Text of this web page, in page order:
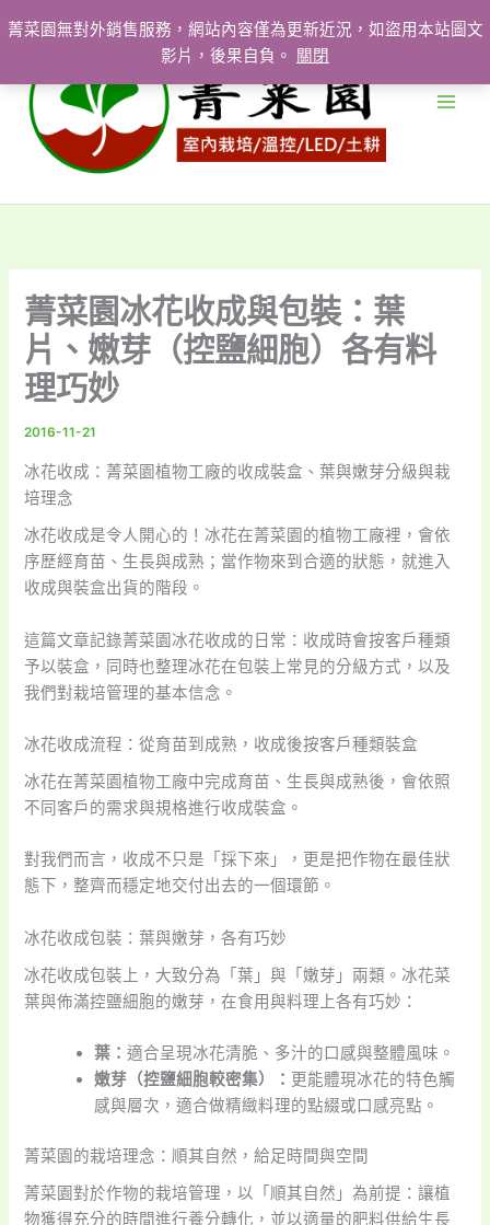
菁菜園無對外銷售服務，網站內容僅為更新近況，如盜用本站圖文
影片，後果自負。
關閉
至
要
菁菜園冰花收成與包裝：葉
片、嫩芽（控鹽細胞）各有料
理巧妙
2016-11-21
冰花收成：菁菜園植物工廠的收成裝盒、葉與嫩芽分級與栽
培理念
冰花收成是令人開心的！冰花在菁菜園的植物工廠裡，會依
序歷經育苗、生長與成熟；當作物來到合適的狀態，就進入
收成與裝盒出貨的階段。
這篇文章記錄菁菜園冰花收成的日常：收成時會按客戶種類
予以裝盒，同時也整理冰花在包裝上常見的分級方式，以及
我們對栽培管理的基本信念。
冰花收成流程：從育苗到成熟，收成後按客戶種類裝盒
冰花在菁菜園植物工廠中完成育苗、生長與成熟後，會依照
不同客戶的需求與規格進行收成裝盒。
對我們而言，收成不只是「採下來」，更是把作物在最佳狀
態下，整齊而穩定地交付出去的一個環節。
冰花收成包裝：葉與嫩芽，各有巧妙
冰花收成包裝上，大致分為「葉」與「嫩芽」兩類。冰花菜
葉與佈滿控鹽細胞的嫩芽，在食用與料理上各有巧妙：
葉：適合呈現冰花清脆、多汁的口感與整體風味。
嫩芽（控鹽細胞較密集）： 更能體現冰花的特色觸
感與層次，適合做精緻料理的點綴或口感亮點。
菁菜園的栽培理念：順其自然，給足時間與空間
菁菜園對於作物的栽培管理，以「順其自然」為前提：讓植
物獲得充分的時間進行養分轉化，並以適量的肥料供給生長